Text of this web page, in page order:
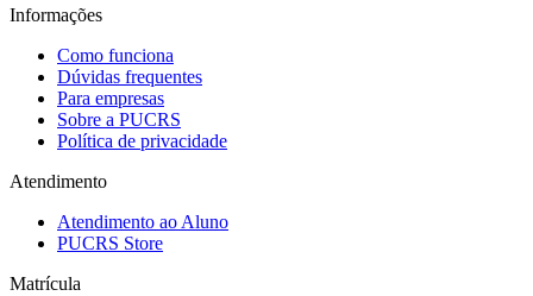
Informações
Como funciona
Dúvidas frequentes
Para empresas
Sobre a PUCRS
Política de privacidade
Atendimento
Atendimento ao Aluno
PUCRS Store
Matrícula